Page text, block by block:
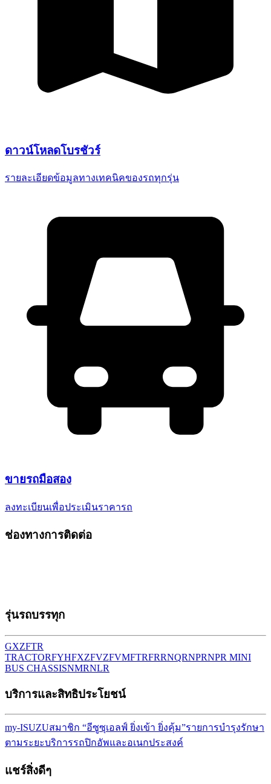
ดาวน์โหลดโบรชัวร์
รายละเอียดข้อมูลทางเทคนิคของรถทุกรุ่น
ขายรถมือสอง
ลงทะเบียนเพื่อประเมินราคารถ
ช่องทางการติดต่อ
รุ่นรถบรรทุก
GXZFTR
TRACTORFYHFXZFVZFVMFTRFRRNQRNPRNPR MINI
BUS CHASSISNMRNLR
บริการและสิทธิประโยชน์
my-ISUZUสมาชิก “อีซูซุเอลฟ์ ยิ่งเข้า ยิ่งคุ้ม”รายการบำรุงรักษา
ตามระยะบริการรถปิกอัพและอเนกประสงค์
แชร์สิ่งดีๆ